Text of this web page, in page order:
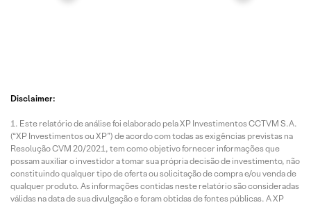
Disclaimer:
Este relatório de análise foi elaborado pela XP Investimentos CCTVM S.A.
(“XP Investimentos ou XP”) de acordo com todas as exigências previstas na
Resolução CVM 20/2021, tem como objetivo fornecer informações que
possam auxiliar o investidor a tomar sua própria decisão de investimento, não
constituindo qualquer tipo de oferta ou solicitação de compra e/ou venda de
qualquer produto. As informações contidas neste relatório são consideradas
válidas na data de sua divulgação e foram obtidas de fontes públicas. A XP